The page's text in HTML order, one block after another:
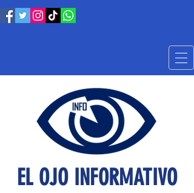
EL OJO INFORMATIVO